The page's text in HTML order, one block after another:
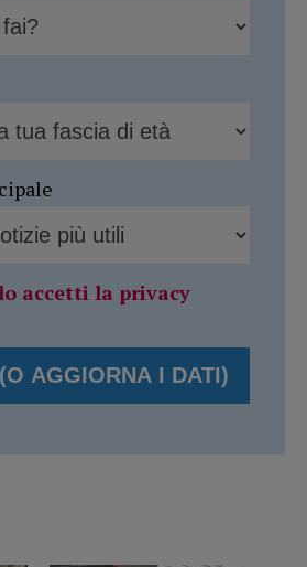
accetti la privacy